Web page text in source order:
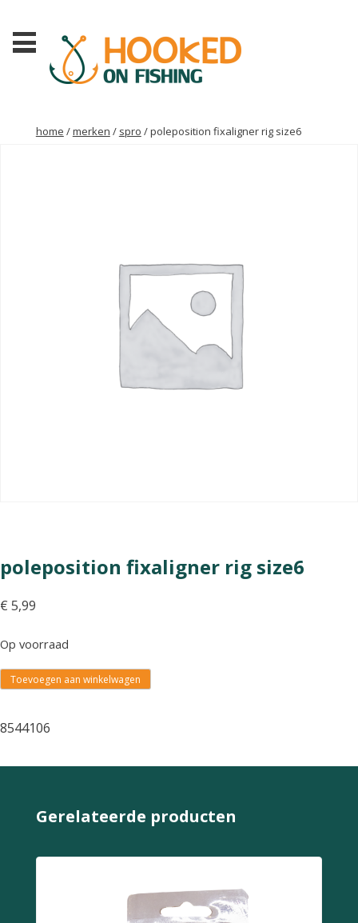
home /merken / spro / poleposition fixaligner rig size6
poleposition fixaligner rig size6
€ 5,99
Op voorraad
Toevoegen aan winkelwagen
8544106
Gerelateerde producten